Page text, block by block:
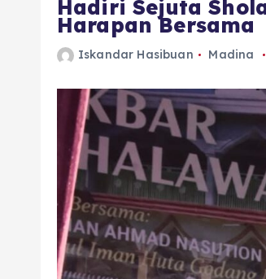
Hadiri Sejuta
Harapan Bersama
Iskandar Hasibuan Madina